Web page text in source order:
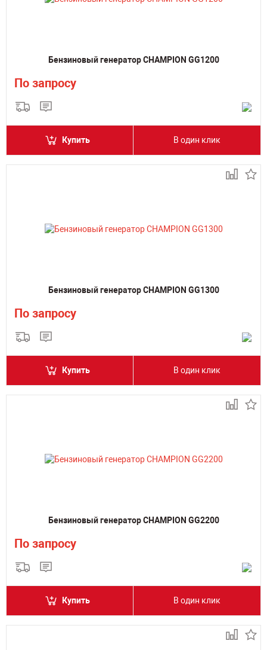
Бензиновый генератор CHAMPION GG1200
По запросу
Купить В один клик
Бензиновый генератор CHAMPION GG1300
По запросу
Купить В один клик
Бензиновый генератор CHAMPION GG2200
По запросу
Купить В один клик